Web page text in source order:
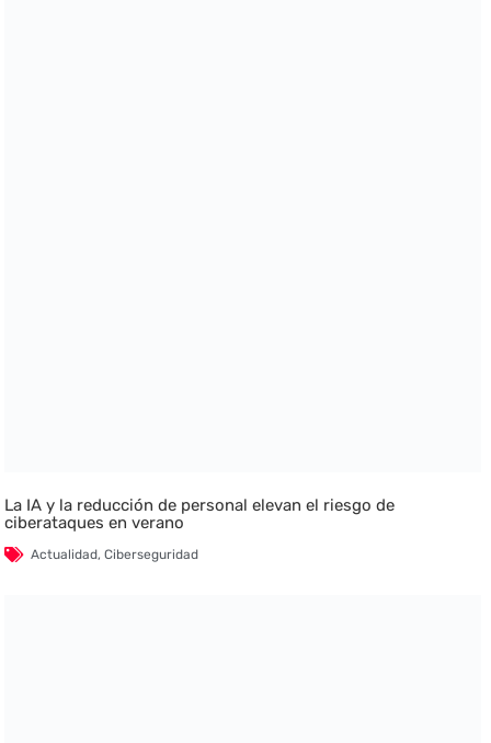
La IA y la reducción de personal elevan el riesgo de
ciberataques en verano
Actualidad,Ciberseguridad